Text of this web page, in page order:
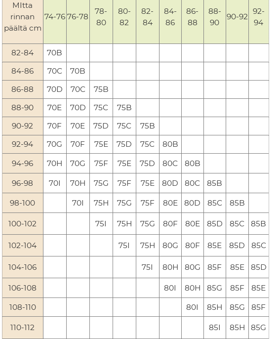
MItta
rinnan
päältä cm
74-76 76-78
78-
80
80-
82
82-
84
84-
86
86-
88
88-
90
90-92
92-
94
82-84
70B
84-86
70C
70B
86-88
70D 70C
75B
88-90
70E 70D 75C
75B
90-92
70F 70E 75D 75C
75B
92-94
70G 70F 75E 75D 75C 80B
94-96 70H 70G 75F 75E 75D 80C 80B
96-98 70I 70H 75G 75F 75E 80D 80C 85B
98-100 70I 75H 75G 75F 80E 80D 85C 85B
100-102 75I 75H 75G 80F 80E 85D 85C 85B
102-104 75I 75H 80G 80F 85E 85D 85C
104-106 75I 80H 80G 85F 85E 85D
106-108 80I 80H 85G 85F 85E
108-110 80I 85H 85G 85F
110-112 85I 85H 85G